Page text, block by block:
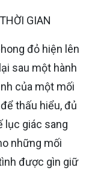
GIAN
đỏ hiện lên
sau một hành
của một mối
thấu hiểu, đủ
lục giác sang
những mối
được gìn giữ